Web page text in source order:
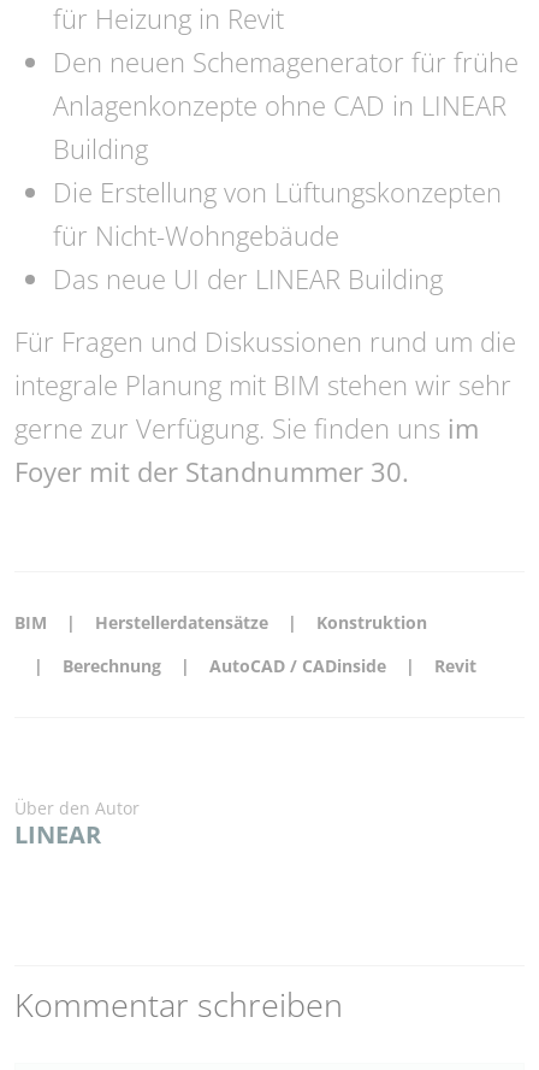
für Heizung in Revit
Den neuen Schemagenerator für frühe
Anlagenkonzepte ohne CAD in LINEAR
Building
Die Erstellung von Lüftungskonzepten
für Nicht-Wohngebäude
Das neue UI der LINEAR Building
Für Fragen und Diskussionen rund um die
integrale Planung mit BIM stehen wir sehr
gerne zur Verfügung. Sie finden uns im
Foyer mit der Standnummer 30.
BIM Herstellerdatensätze
Konstruktion
Berechnung
AutoCAD / CADinside Revit
Über den Autor
LINEAR
Kommentar schreiben